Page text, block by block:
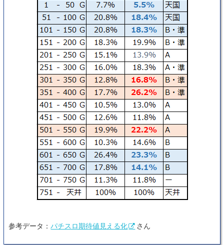
参考データ：パチスロ期待値見える化 さん